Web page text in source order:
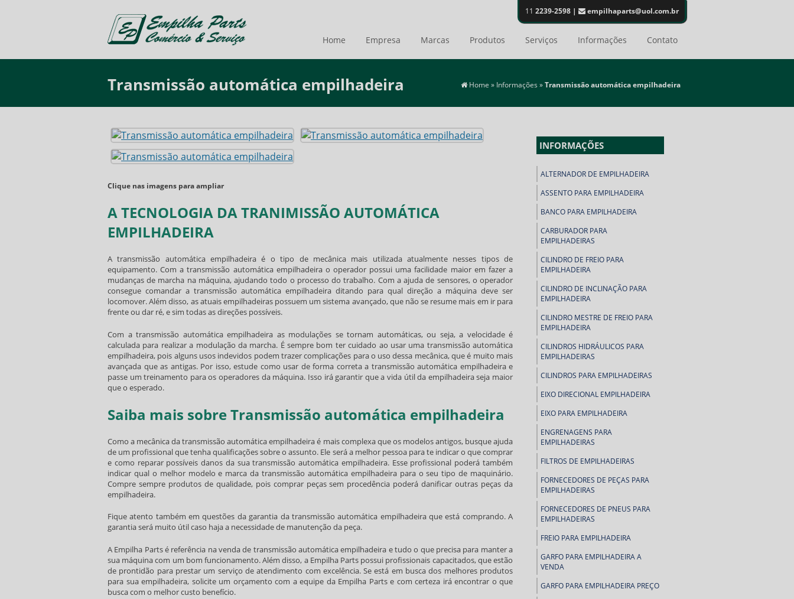
11 2239-2598 | empilhaparts@uol.com.br
Home Empresa Marcas Produtos Serviços Informações Contato
Home » Informações »Transmissão automática empilhadeira
Transmissão automática empilhadeira
Clique nas imagens para ampliar
A TECNOLOGIA DA TRANIMISSÃO AUTOMÁTICA
EMPILHADEIRA
Atransmissão automática empilhadeira é o tipo de mecânica mais utilizada atualmente nesses tipos de
equipamento. Com atransmissão automática empilhadeirao operador possui uma facilidade maior em fazer a
mudanças de marcha na máquina, ajudando todo o processo do trabalho. Com a ajuda de sensores, o operador
consegue comandar a transmissão automática empilhadeira ditando para qual direção a máquina deve ser
locomover. Além disso, as atuais empilhadeiras possuem um sistema avançado, que não se resume mais em ir para
frente ou dar ré, e sim todas as direções possíveis.
Com a transmissão automática empilhadeira as modulações se tornam automáticas, ou seja, a velocidade é
calculada para realizar a modulação da marcha. É sempre bom ter cuidado ao usar uma transmissão automática
empilhadeira, pois alguns usos indevidos podem trazer complicações para o uso dessa mecânica, que é muito mais
avançada que as antigas. Por isso, estude como usar de forma correta a transmissão automática empilhadeirae
passe um treinamento para os operadores da máquina. Isso irá garantir que a vida útil da empilhadeira seja maior
que o esperado.
Saiba mais sobre Transmissão automática empilhadeira
Como a mecânica datransmissão automática empilhadeiraé mais complexa que os modelos antigos, busque ajuda
de um profissional que tenha qualificações sobre o assunto. Ele será a melhor pessoa para te indicar o que comprar
e como reparar possíveis danos da suatransmissão automática empilhadeira. Esse profissional poderá também
indicar qual o melhor modelo e marca da transmissão automática empilhadeirapara o seu tipo de maquinário.
Compre sempre produtos de qualidade, pois comprar peças sem procedência poderá danificar outras peças da
empilhadeira.
Fique atento também em questões da garantia da transmissão automática empilhadeiraque está comprando. A
garantia será muito útil caso haja a necessidade de manutenção da peça.
A Empilha Parts é referência na venda de transmissão automática empilhadeira e tudo o que precisa para manter a
sua máquina com um bom funcionamento. Além disso, a Empilha Parts possui profissionais capacitados, que estão
de prontidão para prestar um serviço de atendimento com excelência. Se está em busca dos melhores produtos
para sua empilhadeira, solicite um orçamento com a equipe da Empilha Parts e com certeza irá encontrar o que
busca com o melhor custo benefício.
INFORMAÇÕES
ALTERNADOR DE EMPILHADEIRA
ASSENTO PARA EMPILHADEIRA
BANCO PARA EMPILHADEIRA
CARBURADOR PARA
EMPILHADEIRAS
CILINDRO DE FREIO PARA
EMPILHADEIRA
CILINDRO DE INCLINAÇÃO PARA
EMPILHADEIRA
CILINDRO MESTRE DE FREIO PARA
EMPILHADEIRA
CILINDROS HIDRÁULICOS PARA
EMPILHADEIRAS
CILINDROS PARA EMPILHADEIRAS
EIXO DIRECIONAL EMPILHADEIRA
EIXO PARA EMPILHADEIRA
ENGRENAGENS PARA
EMPILHADEIRAS
FILTROS DE EMPILHADEIRAS
FORNECEDORES DE PEÇAS PARA
EMPILHADEIRAS
FORNECEDORES DE PNEUS PARA
EMPILHADEIRAS
FREIO PARA EMPILHADEIRA
GARFO PARA EMPILHADEIRA A
VENDA
GARFO PARA EMPILHADEIRA PREÇO